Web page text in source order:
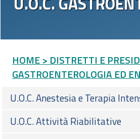
HOME > DISTRETTI E
GASTROENTEROLOGIA ED
U.O.C. Anestesia e Terapia
U.O.C. Attività Riabilitative